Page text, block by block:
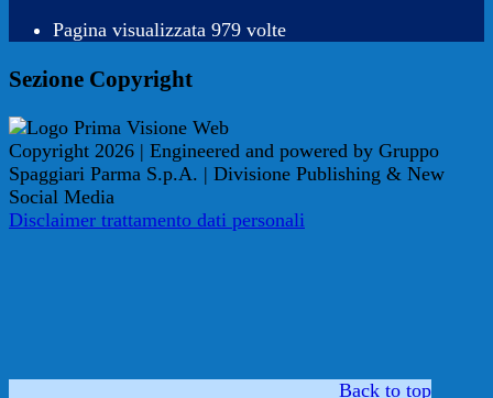
Pagina visualizzata 979 volte
Sezione Copyright
Copyright 2026 | Engineered and powered by Gruppo
Spaggiari Parma S.p.A. | Divisione Publishing & New
Social Media
Disclaimer trattamento dati personali
Back to top